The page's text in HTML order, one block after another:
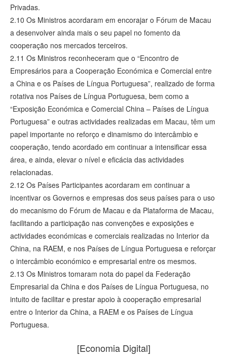
Privadas.
2.10 Os Ministros acordaram em encorajar o Fórum de Macau
a desenvolver ainda mais o seu papel no fomento da
cooperação nos mercados terceiros.
2.11 Os Ministros reconheceram que o “Encontro de
Empresários para a Cooperação Económica e Comercial entre
a China e os Países de Língua Portuguesa”, realizado de forma
rotativa nos Países de Língua Portuguesa, bem como a
“Exposição Económica e Comercial China – Países de Língua
Portuguesa” e outras actividades realizadas em Macau, têm um
papel importante no reforço e dinamismo do intercâmbio e
cooperação, tendo acordado em continuar a intensificar essa
área, e ainda, elevar o nível e eficácia das actividades
relacionadas.
2.12 Os Países Participantes acordaram em continuar a
incentivar os Governos e empresas dos seus países para o uso
do mecanismo do Fórum de Macau e da Plataforma de Macau,
facilitando a participação nas convenções e exposições e
actividades económicas e comerciais realizadas no Interior da
China, na RAEM, e nos Países de Língua Portuguesa e reforçar
o intercâmbio económico e empresarial entre os mesmos.
2.13 Os Ministros tomaram nota do papel da Federação
Empresarial da China e dos Países de Língua Portuguesa, no
intuito de facilitar e prestar apoio à cooperação empresarial
entre o Interior da China, a RAEM e os Países de Língua
Portuguesa.
[Economia Digital]